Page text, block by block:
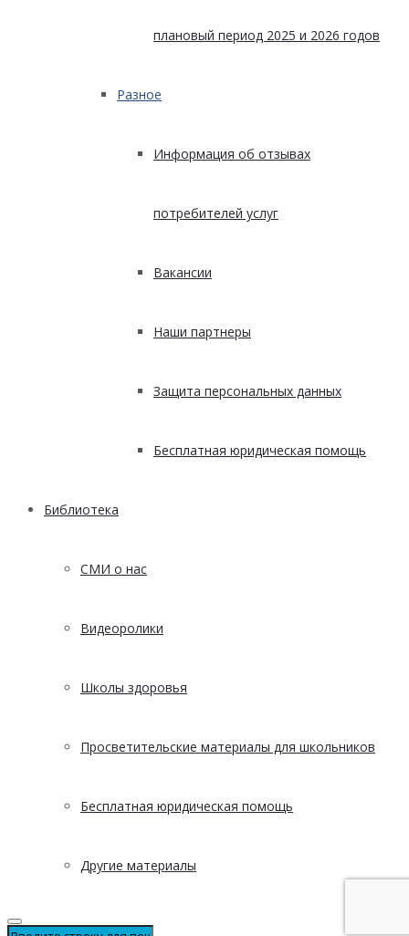
плановый период 2025 и 2026 годов
Разное
Информация об отзывах
потребителей услуг
Вакансии
Наши партнеры
Защита персональных данных
Бесплатная юридическая помощь
Библиотека
СМИ о нас
Видеоролики
Школы здоровья
Просветительские материалы для школьников
Бесплатная юридическая помощь
Другие материалы